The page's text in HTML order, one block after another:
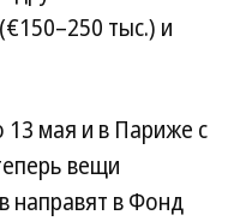
тыс.) и
13 мая и в Париже с
вещи
направят в Фонд